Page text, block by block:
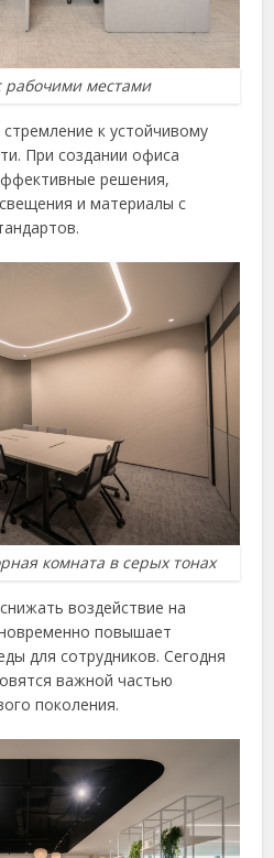
рабочими местами
к устойчивому
При создании офиса
решения,
и материалы с
комната в серых тонах
воздействие на
повышает
для сотрудников. Сегодня
важной частью
поколения.